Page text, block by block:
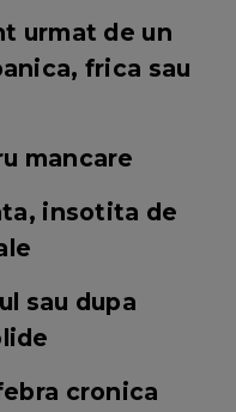
urmat de un
frica sau
mancare
insotita de
sau dupa
cronica